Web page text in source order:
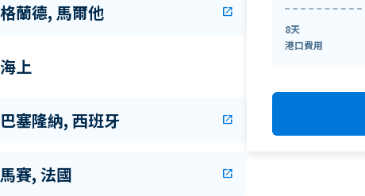
格蘭德, 馬爾他 open_in_new
海上
巴塞隆納, 西班牙 open_in_new
馬賽, 法國 open_in_new
8天
港口費用